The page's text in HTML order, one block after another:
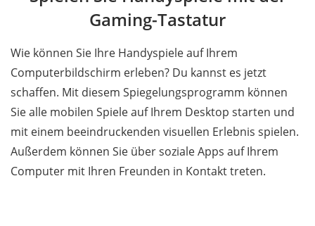
Gaming-Tastatur
Wie können Sie Ihre Handyspiele auf Ihrem
Computerbildschirm erleben? Du kannst es jetzt
schaffen. Mit diesem Spiegelungsprogramm können
Sie alle mobilen Spiele auf Ihrem Desktop starten und
mit einem beeindruckenden visuellen Erlebnis spielen.
Außerdem können Sie über soziale Apps auf Ihrem
Computer mit Ihren Freunden in Kontakt treten.